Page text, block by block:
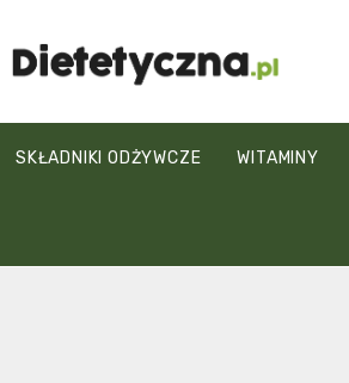
SKŁADNIKI ODŻYWCZE WITAMINY